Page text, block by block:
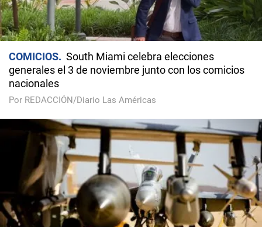
COMICIOS
South Miami celebra elecciones
generales el 3 de noviembre junto con los comicios
nacionales
Por REDACCIÓN/Diario Las Américas